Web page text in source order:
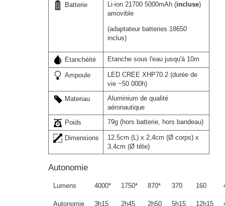
Batterie
Li-ion 21700 5000mAh (incluse)
amovible
(adaptateur batteries 18650
inclus)
Etanchéité Etanche sous l'eau jusqu'à 10m
Ampoule
LED CREE XHP70.2 (durée de
vie ~50 000h)
Materiau
Aluminium de qualité
aéronautique
Poids
79g (hors batterie, hors bandeau)
Dimensions
12.5cm (L) x 2,4cm (Ø corps) x
3,4cm (Ø tête)
Autonomie
Lumens 4000* 1750* 870* 370 160
Autonomie 3h15 2h45 2h50 5h15 12h15